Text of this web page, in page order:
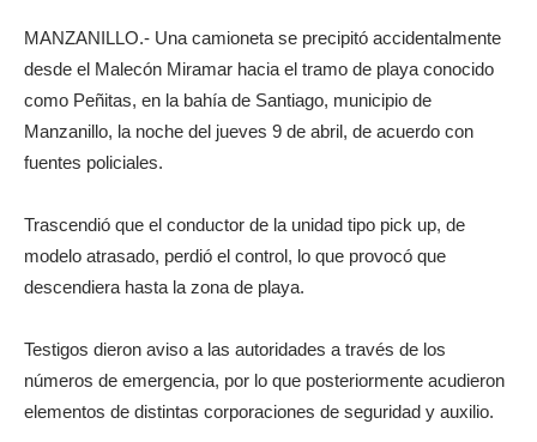
MANZANILLO.- Una camioneta se precipitó accidentalmente
desde el Malecón Miramar hacia el tramo de playa conocido
como Peñitas, en la bahía de Santiago, municipio de
Manzanillo, la noche del jueves 9 de abril, de acuerdo con
fuentes policiales.
Trascendió que el conductor de la unidad tipo pick up, de
modelo atrasado, perdió el control, lo que provocó que
descendiera hasta la zona de playa.
Testigos dieron aviso a las autoridades a través de los
números de emergencia, por lo que posteriormente acudieron
elementos de distintas corporaciones de seguridad y auxilio.